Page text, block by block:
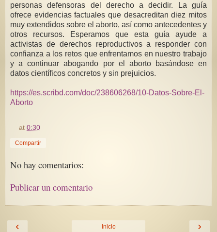
personas defensoras del derecho a decidir. La guía
ofrece evidencias factuales que desacreditan diez mitos
muy extendidos sobre el aborto, así como antecedentes y
otros recursos. Esperamos que esta guía ayude a
activistas de derechos reproductivos a responder con
confianza a los retos que enfrentamos en nuestro trabajo
y a continuar abogando por el aborto basándose en
datos científicos concretos y sin prejuicios.
https://es.scribd.com/doc/238606268/10-Datos-Sobre-El-
Aborto
at0:30
Compartir
No hay comentarios:
Publicar un comentario
‹ ›
Inicio